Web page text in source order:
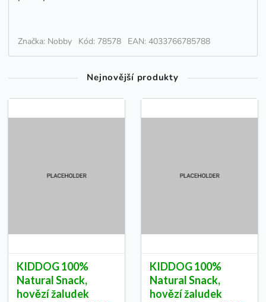
Značka: Nobby Kód: 78578 EAN: 4033766785788
Nejnovější produkty
KIDDOG 100%
Natural Snack,
hovězí žaludek
KIDDOG 100%
Natural Snack,
hovězí žaludek